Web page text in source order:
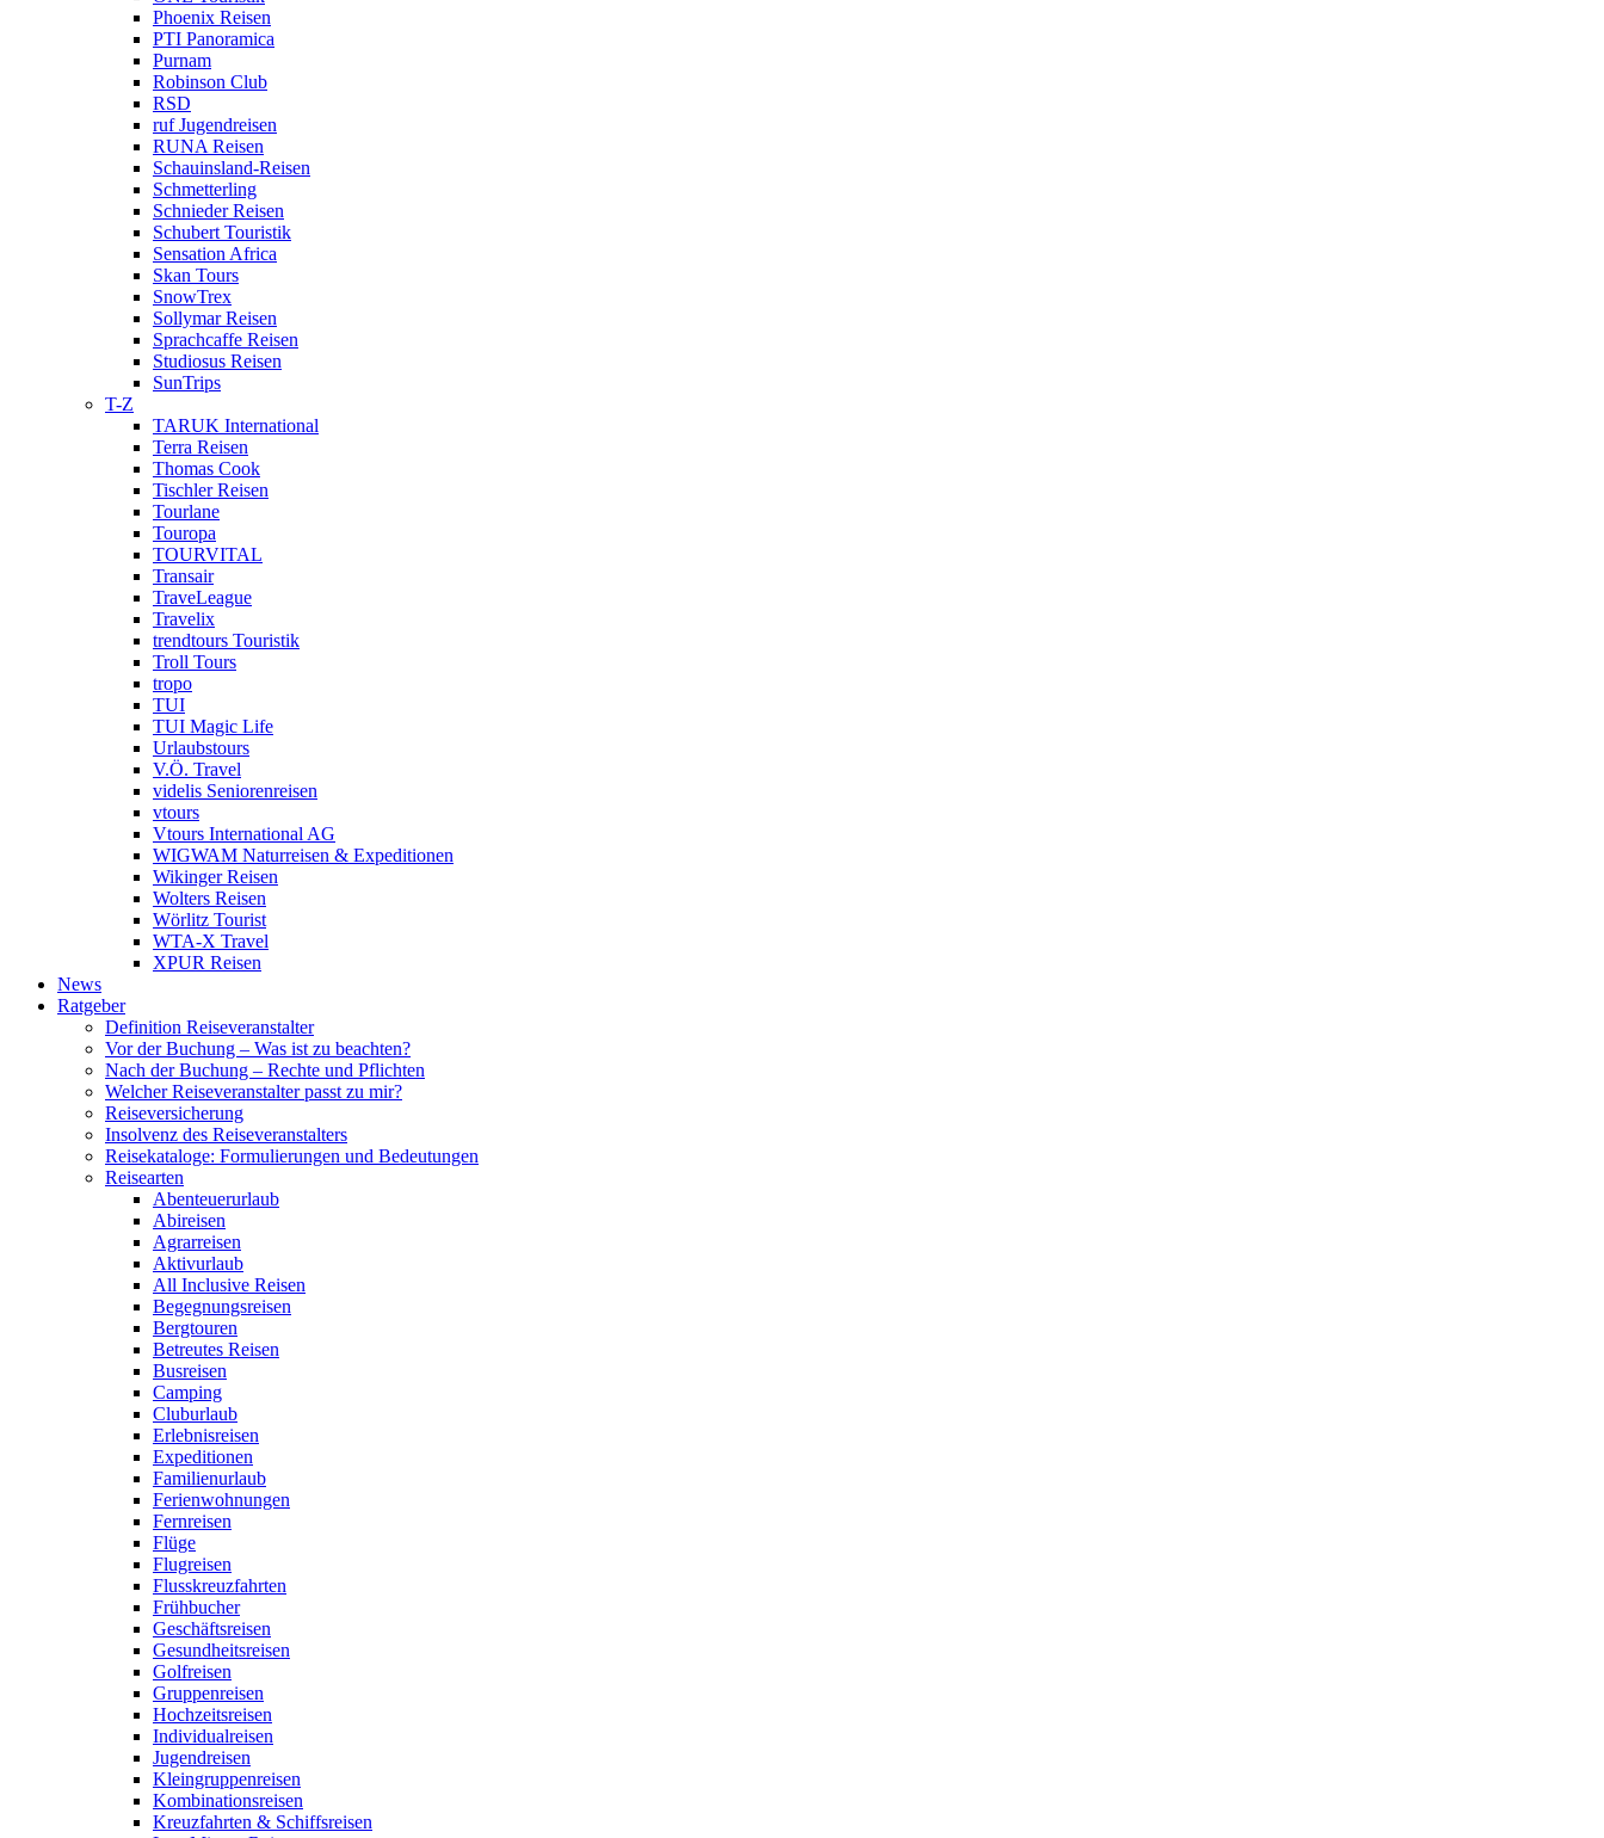
Phoenix Reisen
PTI Panoramica
Purnam
Robinson Club
RSD
ruf Jugendreisen
RUNA Reisen
Schauinsland-Reisen
Schmetterling
Schnieder Reisen
Schubert Touristik
Sensation Africa
Skan Tours
SnowTrex
Sollymar Reisen
Sprachcaffe Reisen
Studiosus Reisen
SunTrips
T-Z
TARUK International
Terra Reisen
Thomas Cook
Tischler Reisen
Tourlane
Touropa
TOURVITAL
Transair
TraveLeague
Travelix
trendtours Touristik
Troll Tours
tropo
TUI
TUI Magic Life
Urlaubstours
V.Ö. Travel
videlis Seniorenreisen
vtours
Vtours International AG
WIGWAM Naturreisen & Expeditionen
Wikinger Reisen
Wolters Reisen
Wörlitz Tourist
WTA-X Travel
XPUR Reisen
News
Ratgeber
Definition Reiseveranstalter
Vor der Buchung – Was ist zu beachten?
Nach der Buchung – Rechte und Pflichten
Welcher Reiseveranstalter passt zu mir?
Reiseversicherung
Insolvenz des Reiseveranstalters
Reisekataloge: Formulierungen und Bedeutungen
Reisearten
Abenteuerurlaub
Abireisen
Agrarreisen
Aktivurlaub
All Inclusive Reisen
Begegnungsreisen
Bergtouren
Betreutes Reisen
Busreisen
Camping
Cluburlaub
Erlebnisreisen
Expeditionen
Familienurlaub
Ferienwohnungen
Fernreisen
Flüge
Flugreisen
Flusskreuzfahrten
Frühbucher
Geschäftsreisen
Gesundheitsreisen
Golfreisen
Gruppenreisen
Hochzeitsreisen
Individualreisen
Jugendreisen
Kleingruppenreisen
Kombinationsreisen
Kreuzfahrten & Schiffsreisen